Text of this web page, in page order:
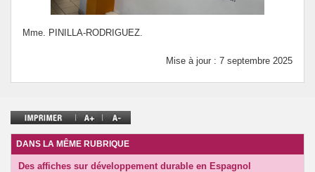
Mme. PINILLA-RODRIGUEZ.
Mise à jour : 7 septembre 2025
DANS LA MÊME RUBRIQUE
Des affiches sur développement durable en Espagnol